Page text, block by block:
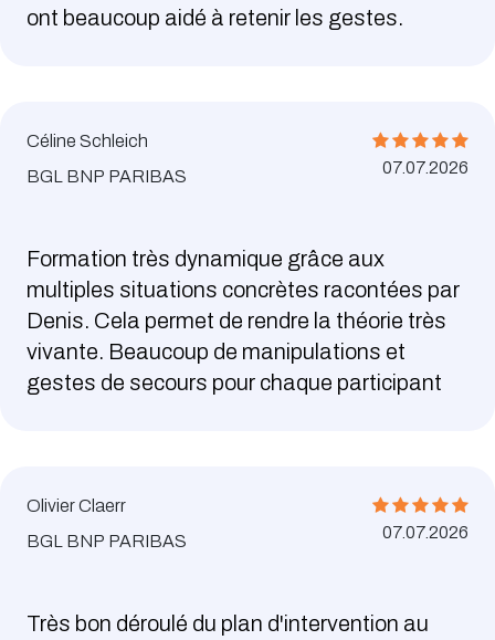
ont beaucoup aidé à retenir les gestes.
Céline Schleich
BGL BNP PARIBAS
07.07.2026
Formation très dynamique grâce aux
multiples situations concrètes racontées par
Denis. Cela permet de rendre la théorie très
vivante. Beaucoup de manipulations et
gestes de secours pour chaque participant
Olivier Claerr
BGL BNP PARIBAS
07.07.2026
Très bon déroulé du plan d'intervention au